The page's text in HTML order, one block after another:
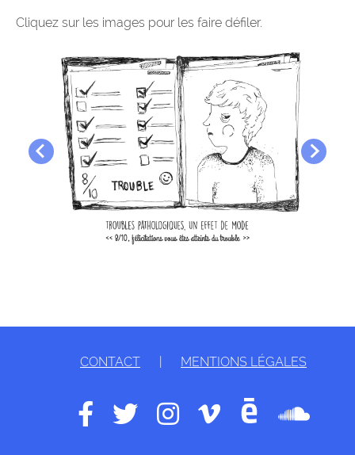
Cliquez sur les images pour les faire défiler.
CONTACT MENTIONS LÉGALES